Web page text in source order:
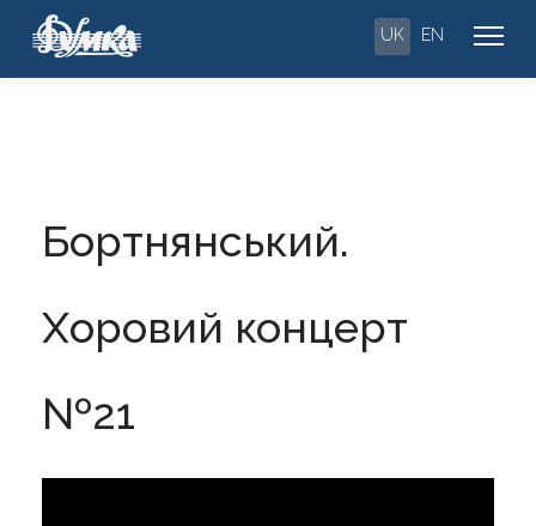
UK EN
Бортнянський.
Хоровий концерт
№21